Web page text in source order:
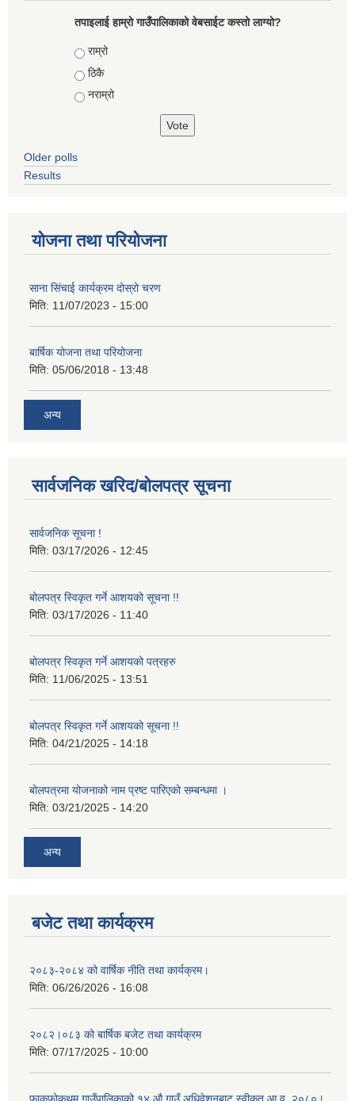
तपाइलाई हाम्रो गाउँपालिकाको वेबसाईट कस्तो लाग्यो?
Choices
राम्रो
ठिकै
नराम्रो
Older polls
Results
योजना तथा परियोजना
साना सिंचाई कार्यक्रम दोस्रो चरण
मिति: 11/07/2023 - 15:00
बार्षिक योजना तथा परियोजना
मिति: 05/06/2018 - 13:48
अन्य
सार्वजनिक खरिद/बोलपत्र सूचना
सार्वजनिक सूचना !
मिति: 03/17/2026 - 12:45
बोलपत्र स्विकृत गर्ने आशयको सूचना !!
मिति: 03/17/2026 - 11:40
बोलपत्र स्विकृत गर्ने आशयको पत्रहरु
मिति: 11/06/2025 - 13:51
बोलपत्र स्विकृत गर्ने आशयको सूचना !!
मिति: 04/21/2025 - 14:18
बोलपत्रमा योजनाको नाम प्रष्ट पारिएको सम्बन्धमा ।
मिति: 03/21/2025 - 14:20
अन्य
बजेट तथा कार्यक्रम
२०८३-२०८४ को वार्षिक नीति तथा कार्यक्रम।
मिति: 06/26/2026 - 16:08
२०८२।०८३ को बार्षिक बजेट तथा कार्यक्रम
मिति: 07/17/2025 - 10:00